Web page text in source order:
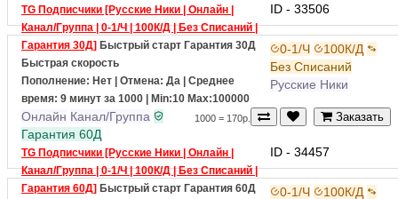
Гарантия 30Д
TG Подписчики [Русские Ники | Онлайн |
Канал/Группа | 0-1/Ч | 100К/Д | Без Списаний |
Гарантия 30Д] Быстрый старт
Быстрая скорость
Пополнение: Нет | Отмена: Да | Среднее
время: 9 минут за 1000 | Min:10 Max:100000
ID - 33506
0-1/Ч
100К/Д
Без Списаний
Онлайн Канал/Группа
Гарантия 60Д
TG Подписчики [Русские Ники | Онлайн |
Канал/Группа | 0-1/Ч | 100К/Д | Без Списаний |
ID - 34457